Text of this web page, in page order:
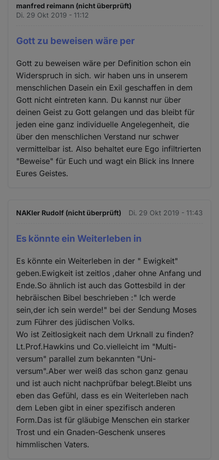
manfred reimann (nicht überprüft)
Di. 29 Okt 2019 - 11:12
Gott zu beweisen wäre per
Gott zu beweisen wäre per Definition schon ein
Widerspruch in sich. wir haben uns in unserem
menschlichen Dasein ein Exil geschaffen in dem
Gott nicht eintreten kann. Du kannst nur über
deinen Geist zu Gott gelangen und das bleibt für
jeden eine ganz individuelle Angelegenheit, die
über den menschlichen Verstand nur schwer
vermittelbar ist. Also behaltet eure Ego infiltrierten
"Beweise" für Euch und wagt ein Blick ins Innere
Eures Geistes.
NAKler Rudolf (nicht überprüft) Di. 29 Okt 2019 - 11:43
Es könnte ein Weiterleben in
Es könnte ein Weiterleben in der " Ewigkeit"
geben.Ewigkeit ist zeitlos ,daher ohne Anfang und
Ende.So ähnlich ist auch das Gottesbild in der
hebräischen Bibel beschrieben :" Ich werde
sein,der ich sein werde!" bei der Sendung Moses
zum Führer des jüdischen Volks.
Wo ist Zeitlosigkeit nach dem Urknall zu finden?
Lt.Prof.Hawkins und Co.vielleicht im "Multi-
versum" parallel zum bekannten "Uni-
versum".Aber wer weiß das schon ganz genau
und ist auch nicht nachprüfbar belegt.Bleibt uns
eben das Gefühl, dass es ein Weiterleben nach
dem Leben gibt in einer spezifisch anderen
Form.Das ist für gläubige Menschen ein starker
Trost und ein Gnaden-Geschenk unseres
himmlischen Vaters.